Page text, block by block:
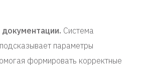
документации. Система
параметры
формировать корректные